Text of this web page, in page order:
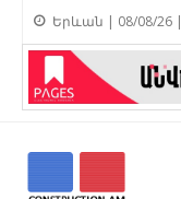
Երևան | 08/08/26 |